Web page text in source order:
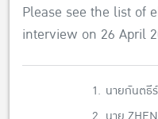
Please see the list of
interview on 26 April
1. นายกันตธี